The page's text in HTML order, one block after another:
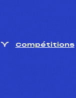
Compétitions